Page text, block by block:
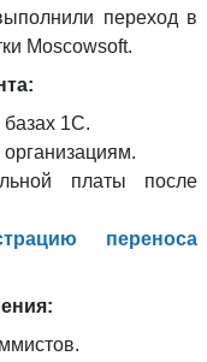
переход в
Moscowsoft.
1С.
платы после
переноса